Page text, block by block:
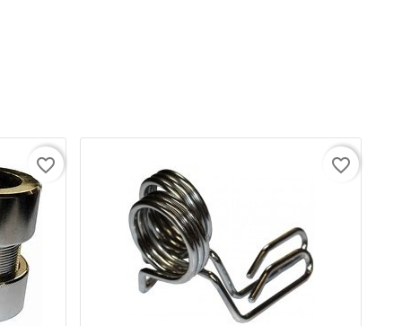
favorite_border favorite_border